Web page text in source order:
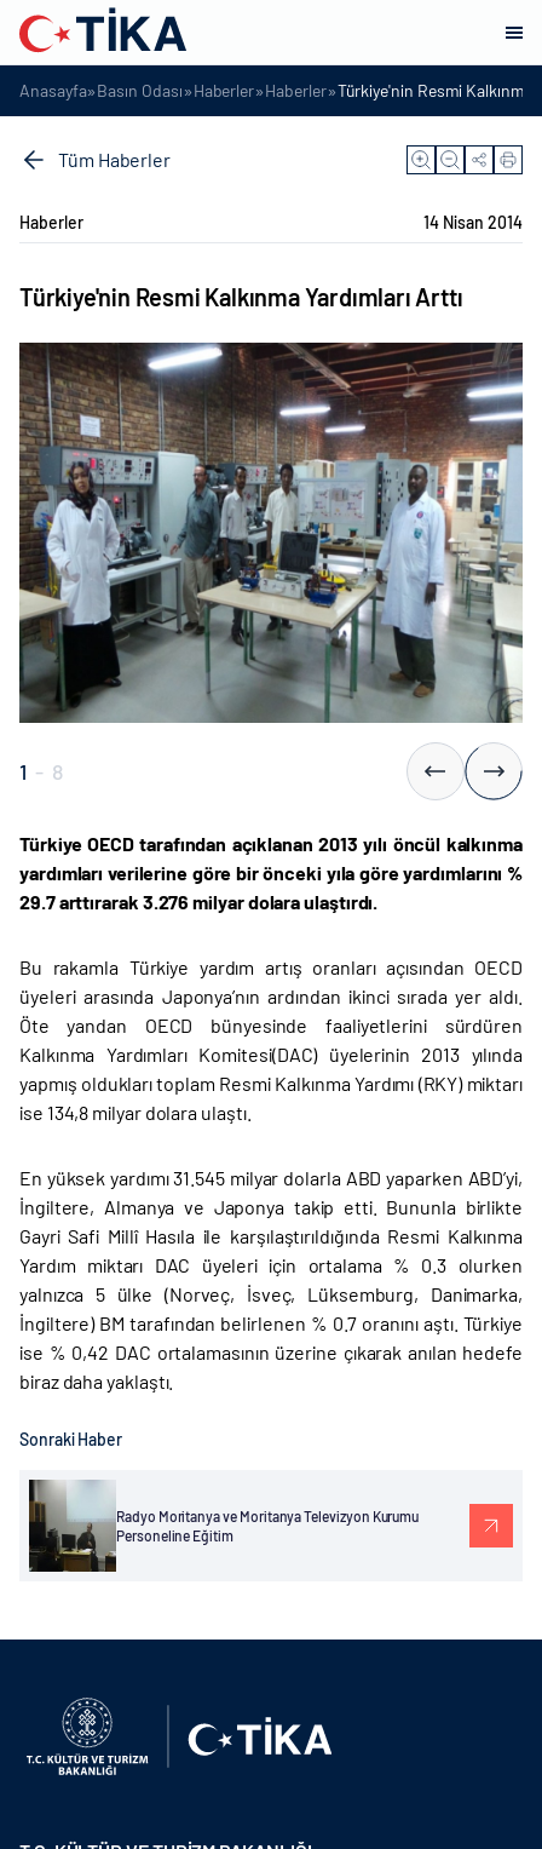
Anasayfa»Basın Odası»Haberler»Haberler»Türkiye'nin Resmi Kalkınma
Tüm Haberler
Haberler 14 Nisan 2014
Türkiye'nin Resmi Kalkınma Yardımları Arttı
1 - 8
Türkiye OECD tarafından açıklanan 2013 yılı öncül kalkınma
yardımları verilerine göre bir önceki yıla göre yardımlarını %
29.7 arttırarak 3.276 milyar dolara ulaştırdı.
Bu rakamla Türkiye yardım artış oranları açısından OECD
üyeleri arasında Japonya’nın ardından ikinci sırada yer aldı.
Öte yandan OECD bünyesinde faaliyetlerini sürdüren
Kalkınma Yardımları Komitesi(DAC) üyelerinin 2013 yılında
yapmış oldukları toplam Resmi Kalkınma Yardımı (RKY) miktarı
ise 134,8 milyar dolara ulaştı.
En yüksek yardımı 31.545 milyar dolarla ABD yaparken ABD’yi,
İngiltere, Almanya ve Japonya takip etti. Bununla birlikte
Gayri Safi Millî Hasıla ile karşılaştırıldığında Resmi Kalkınma
Yardım miktarı DAC üyeleri için ortalama % 0.3 olurken
yalnızca 5 ülke (Norveç, İsveç, Lüksemburg, Danimarka,
İngiltere) BM tarafından belirlenen % 0.7 oranını aştı. Türkiye
ise % 0,42 DAC ortalamasının üzerine çıkarak anılan hedefe
biraz daha yaklaştı.
Sonraki Haber
Radyo Moritanya ve Moritanya Televizyon Kurumu
Personeline Eğitim